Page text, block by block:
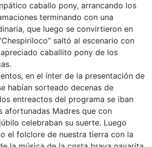
caballo pony, arrancando los
terminando con una
que luego se convirtieron en
saltó al escenario con
caballito pony de los
en el ínter de la presentación de
habían sorteado decenas de
entreactos del programa se iban
afortunadas Madres que con
celebraban su suerte. Luego
el folclore de nuestra tierra con la